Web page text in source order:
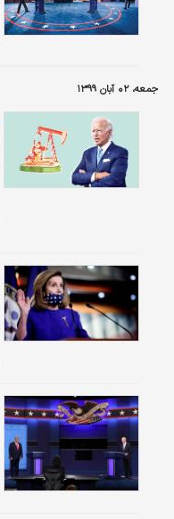
جمعه، ۰۲ آبان ۱۳۹۹